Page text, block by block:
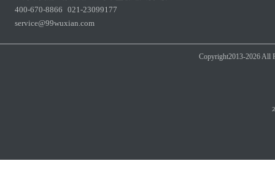
400-670-8866 021-23099177
service@99wuxian.com
Copyright2013-2026